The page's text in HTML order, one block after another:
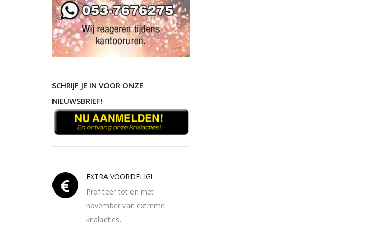
SCHRIJF JE IN VOOR ONZE
NIEUWSBRIEF!
EXTRA VOORDELIG!
Profiteer tot en met
november van extreme
knalacties.